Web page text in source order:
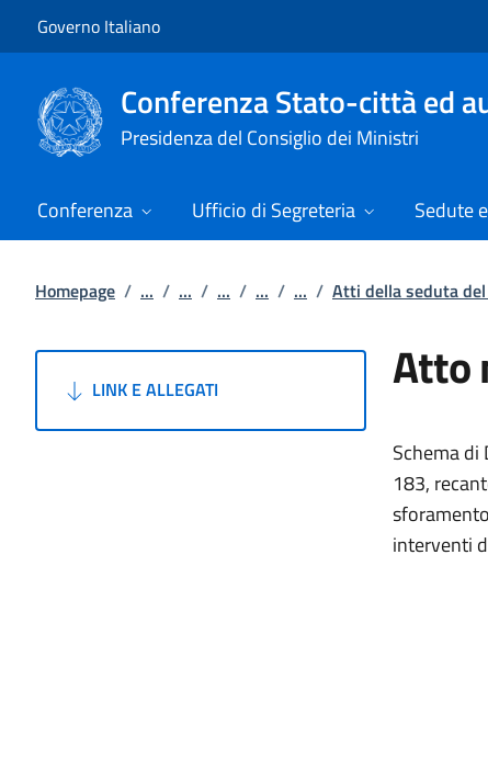
Governo Italiano
Conferenza Stato-città ed
Presidenza del Consiglio dei Ministri
Conferenza Ufficio di Segreteria Sedute
Homepage / ... / ... / ... / ... / ... / Atti della seduta
LINK E ALLEGATI Atto
Schema
183,